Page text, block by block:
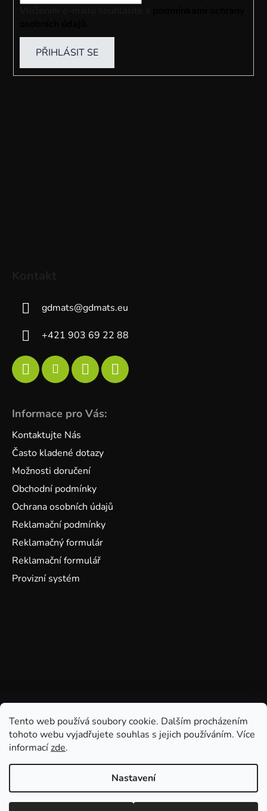
Tento web používá soubory cookie. Dalším procházením
tohoto webu vyjadřujete souhlas s jejich používáním. Více
informacízde.
Nastavení
PŘIHLÁSIT SE
gdmats@gdmats.eu
+421 903 69 22 88
Informace pro Vás:
Kontaktujte Nás
Často kladené dotazy
Možnosti doručení
Obchodní podmínky
Ochrana osobních údajů
Reklamační podmínky
Reklamačný formulár
Reklamační formulář
Provizní systém